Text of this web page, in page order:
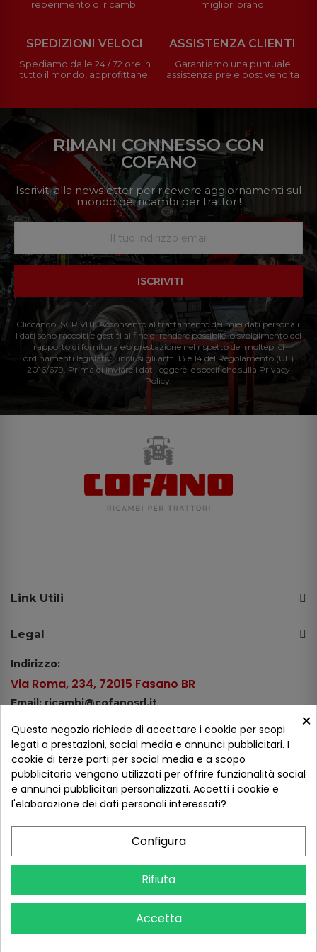
reperimento di ricambi
migliori brand
SPEDIZIONI VELOCI
Spediamo dalle 24 / 72 ore in
tutto il mondo, approfittane!
ASSISTENZA CLIENTI
Garantiamo una puntuale
assistenza pre e post vendita
RIMANI CONNESSO CON
COFANO
Iscriviti alla newsletter per ricevere aggiornamenti sul
mondo dei ricambi per trattori!
ISCRIVITI
Cliccando ISCRIVITI: Acconsento al trattamento dei miei dati personali.
I dati sono raccolti e gestiti al fine di rendere possibile lo svolgimento del
rapporto di fornitura e/o prestazione nel rispetto dei molteplici
ordinamenti legislativi, inclusi gli artt. 13 e 14 del Regolamento (UE)
2016/679. Prima di inviare i dati leggere le specifiche sulla Privacy
Policy.
Link Utili
Legal
Indirizzo:
Via Roma, 234, 72015 Fasano BR
Email: ricambi@cofanosrl.it
Tel.: +39 080 44 13 478
WhatsApp: +39 334 98 51 100
Metodi di pagamento
×
Questo negozio richiede di accettare i cookie per scopi
legati a prestazioni, social media e annunci pubblicitari. I
cookie di terze parti per social media e a scopo
pubblicitario vengono utilizzati per offrire funzionalità social
e annunci pubblicitari personalizzati. Accetti i cookie e
l'elaborazione dei dati personali interessati?
Configura
Rifiuta
Accetta